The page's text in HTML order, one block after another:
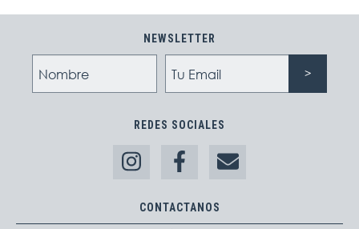
NEWSLETTER
REDES SOCIALES
CONTACTANOS